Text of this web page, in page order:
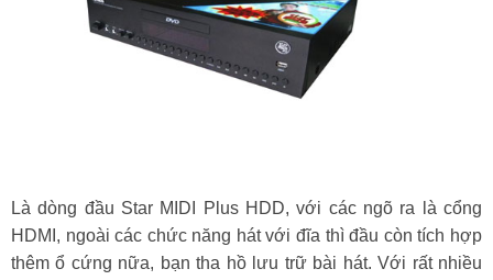
Là dòng đầu Star MIDI Plus HDD, với các ngõ ra là cổng
HDMI, ngoài các chức năng hát với đĩa thì đầu còn tích hợp
thêm ổ cứng nữa, bạn tha hồ lưu trữ bài hát. Với rất nhiều